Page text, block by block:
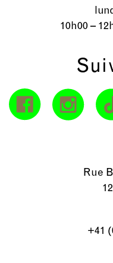
10h00 –
Rue
+41